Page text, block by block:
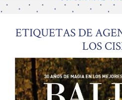
ETIQUETAS DE
LOS